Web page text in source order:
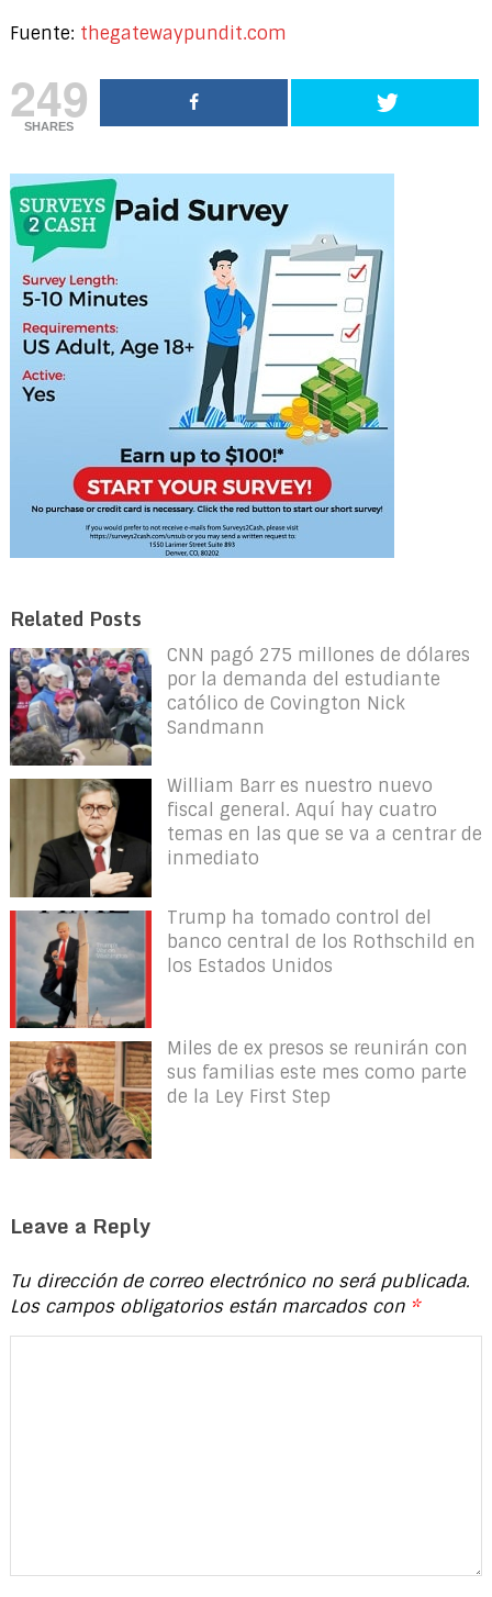
Fuente: thegatewaypundit.com
249
SHARES
Related Posts
CNN pagó 275 millones de dólares
por la demanda del estudiante
católico de Covington Nick
Sandmann
William Barr es nuestro nuevo
fiscal general. Aquí hay cuatro
temas en las que se va a centrar de
inmediato
Trump ha tomado control del
banco central de los Rothschild en
los Estados Unidos
Miles de ex presos se reunirán con
sus familias este mes como parte
de la Ley First Step
Leave a Reply
Tu dirección de correo electrónico no será publicada.
Los campos obligatorios están marcados con *